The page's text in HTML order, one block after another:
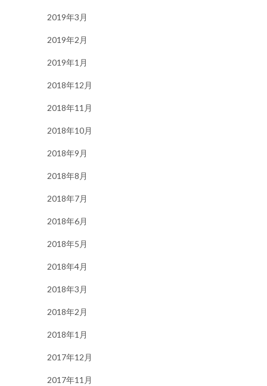
2019年3月
2019年2月
2019年1月
2018年12月
2018年11月
2018年10月
2018年9月
2018年8月
2018年7月
2018年6月
2018年5月
2018年4月
2018年3月
2018年2月
2018年1月
2017年12月
2017年11月